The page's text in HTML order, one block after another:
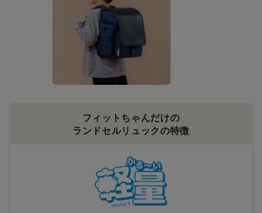
フィットちゃんだけの
ランドセルリュックの特徴